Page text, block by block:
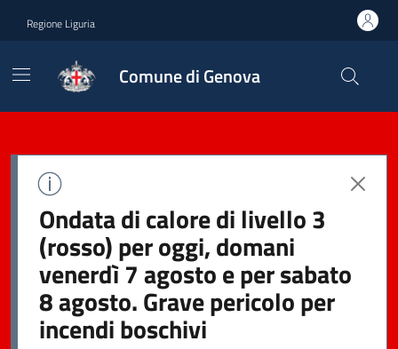
Regione Liguria
Comune di Genova
Ondata di calore di livello 3
(rosso) per oggi, domani
venerdì 7 agosto e per sabato
8 agosto. Grave pericolo per
incendi boschivi